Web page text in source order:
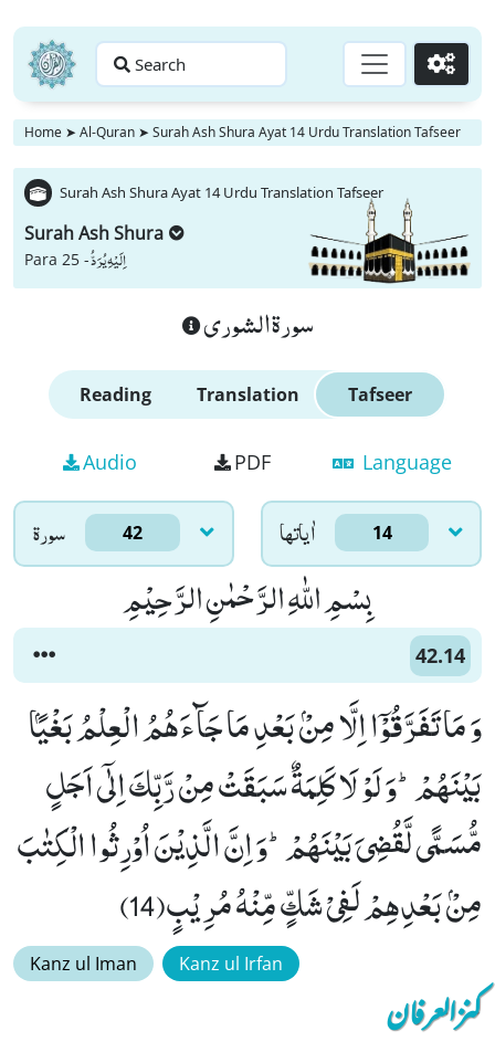
Search Go
Home ➤ Al-Quran ➤ Surah Ash Shura Ayat 14 Urdu Translation Tafseer
Surah Ash Shura Ayat 14 Urdu Translation Tafseer
Surah Ash Shura
Para 25 -اِلَیْهِ یُرَدُّ
سورة الشورى
Reading Translation Tafseer
Audio PDF Language
سورۃ 42 اٰياتها 14
بِسْمِ اللّٰهِ الرَّحْمٰنِ الرَّحِیْمِ
42.14
وَ مَا تَفَرَّقُوْۤا اِلَّا مِنْۢ بَعْدِ مَا جَآءَهُمُ الْعِلْمُ بَغْیًۢا
بَیْنَهُمْؕ-وَ لَوْ لَا كَلِمَةٌ سَبَقَتْ مِنْ رَّبِّكَ اِلٰۤى اَجَلٍ
مُّسَمًّى لَّقُضِیَ بَیْنَهُمْؕ-وَ اِنَّ الَّذِیْنَ اُوْرِثُوا الْكِتٰبَ
مِنْۢ بَعْدِهِمْ لَفِیْ شَكٍّ مِّنْهُ مُرِیْبٍ(14)
Kanz ul Iman Kanz ul Irfan
کنزالعرفان